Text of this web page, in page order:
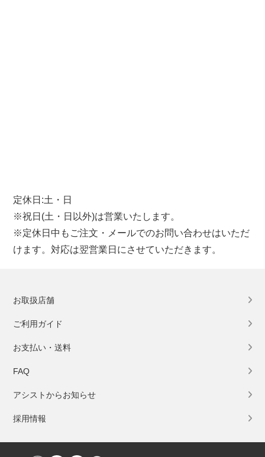
定休日:土・日
※祝日(土・日以外)は営業いたします。
※定休日中もご注文・メールでのお問い合わせはいただ
けます。対応は翌営業日にさせていただきます。
お取扱店舗
ご利用ガイド
お支払い・送料
FAQ
アシストからお知らせ
採用情報